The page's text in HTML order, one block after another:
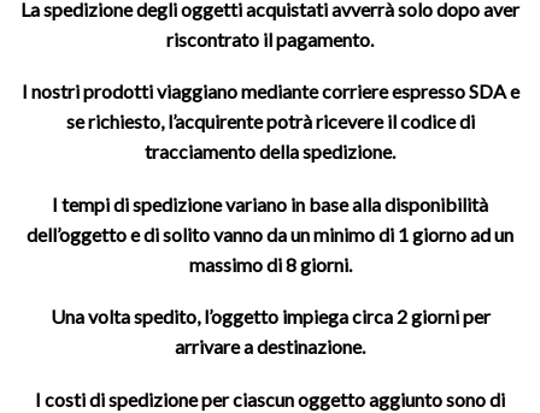
La spedizione degli oggetti acquistati avverrà solo dopo aver
riscontrato il pagamento.
I nostri prodotti viaggiano mediante corriere espresso SDA e
se richiesto, l’acquirente potrà ricevere il codice di
tracciamento della spedizione.
I tempi di spedizione variano in base alla disponibilità
dell’oggetto e di solito vanno da un minimo di 1 giorno ad un
massimo di 8 giorni.
Una volta spedito, l’oggetto impiega circa 2 giorni per
arrivare a destinazione.
I costi di spedizione per ciascun oggetto aggiunto sono di